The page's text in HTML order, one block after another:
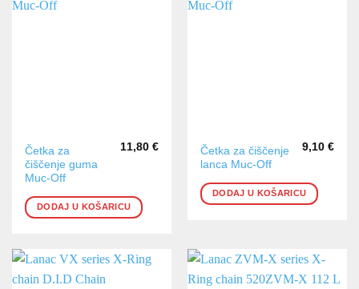
Četka za
čiščenje guma
Muc-Off
11,80 €
DODAJ U KOŠARICU
Četka za čiščenje
lanca Muc-Off
9,10 €
DODAJ U KOŠARICU